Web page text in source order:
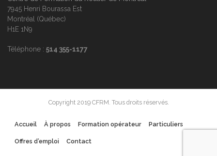
7945 Henri Bourassa Est
Montréal (Québec)
H1E 1N9
Téléphone : 514 355-1177
Copyright 2019 CFRM. Tous droits réservés.
Accueil À propos Formation opérateur Particuliers
Offres d’emploi Contact